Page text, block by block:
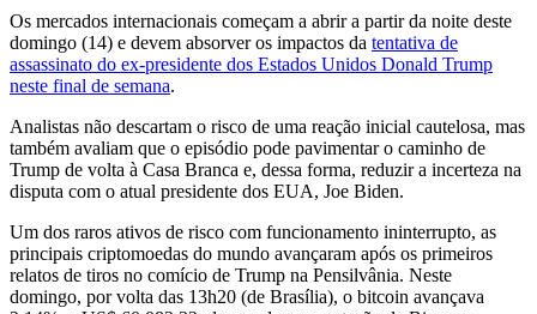
Os mercados internacionais começam a abrir a partir da noite deste
domingo (14) e devem absorver os impactos da tentativa de
assassinato do ex-presidente dos Estados Unidos Donald Trump
neste final de semana.
Analistas não descartam o risco de uma reação inicial cautelosa, mas
também avaliam que o episódio pode pavimentar o caminho de
Trump de volta à Casa Branca e, dessa forma, reduzir a incerteza na
disputa com o atual presidente dos EUA, Joe Biden.
Um dos raros ativos de risco com funcionamento ininterrupto, as
principais criptomoedas do mundo avançaram após os primeiros
relatos de tiros no comício de Trump na Pensilvânia. Neste
domingo, por volta das 13h20 (de Brasília), o bitcoin avançava